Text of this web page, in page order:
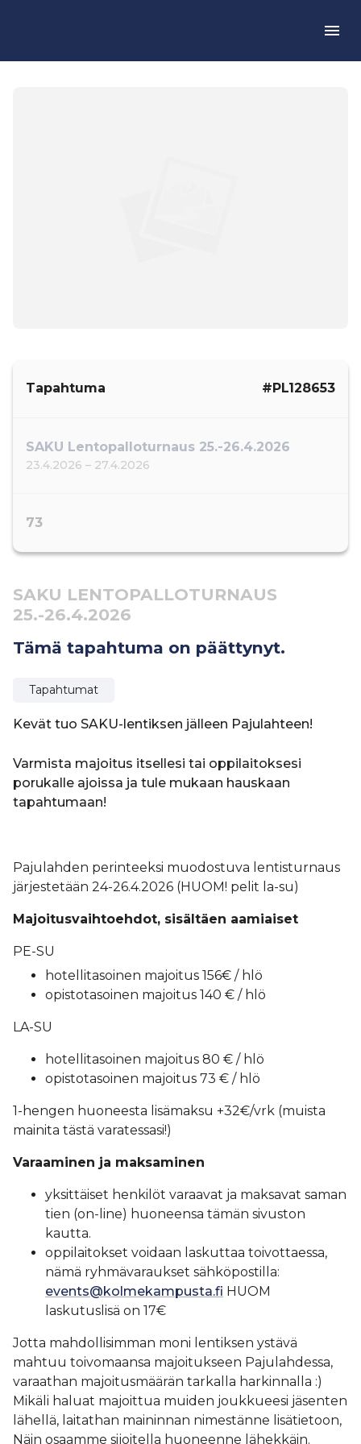
Tapahtuma #PL128653
SAKU Lentopalloturnaus 25.-26.4.2026
23.4.2026 – 27.4.2026
73
SAKU LENTOPALLOTURNAUS
25.-26.4.2026
Tämä tapahtuma on päättynyt.
Tapahtumat
Kevät tuo SAKU-lentiksen jälleen Pajulahteen!
Varmista majoitus itsellesi tai oppilaitoksesi
porukalle ajoissa ja tule mukaan hauskaan
tapahtumaan!
Pajulahden perinteeksi muodostuva lentisturnaus
järjestetään 24-26.4.2026 (HUOM! pelit la-su)
Majoitusvaihtoehdot, sisältäen aamiaiset
PE-SU
hotellitasoinen majoitus 156€ / hlö
opistotasoinen majoitus 140 € / hlö
LA-SU
hotellitasoinen majoitus 80 € / hlö
opistotasoinen majoitus 73 € / hlö
1-hengen huoneesta lisämaksu +32€/vrk (muista
mainita tästä varatessasi!)
Varaaminen ja maksaminen
yksittäiset henkilöt varaavat ja maksavat saman
tien (on-line) huoneensa tämän sivuston
kautta.
oppilaitokset voidaan laskuttaa toivottaessa,
nämä ryhmävaraukset sähköpostilla:
events@kolmekampusta.fi HUOM
laskutuslisä on 17€
Jotta mahdollisimman moni lentiksen ystävä
mahtuu toivomaansa majoitukseen Pajulahdessa,
varaathan majoitusmäärän tarkalla harkinnalla :)
Mikäli haluat majoittua muiden joukkueesi jäsenten
lähellä, laitathan maininnan nimestänne lisätietoon,
Näin osaamme sijoitella huoneenne lähekkäin.